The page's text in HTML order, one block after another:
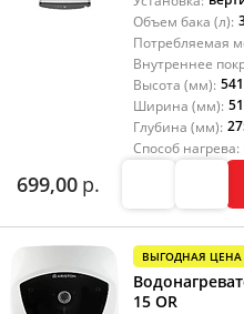
Объем бака (л):
Потребляемая
Внутреннее
Высота (мм): 541
Ширина (мм):
Глубина (мм):
Способ нагрева:
699,00 р.
ВЫГОДНАЯ ЦЕНА
15 OR